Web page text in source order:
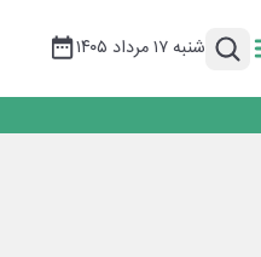
شنبه ۱۷ مرداد ۱۴۰۵